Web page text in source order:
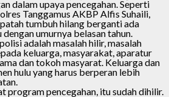
dalam upaya pencegahan. Seperti
Tanggamus AKBP Alfis Suhaili,
tumbuh hilang berganti ada
umurnya belasan tahun.
adalah masalah hilir, masalah
keluarga, masyarakat, aparatur
dan tokoh masyarat. Keluarga dan
hulu yang harus berperan lebih
program pencegahan, itu sudah dihilir.